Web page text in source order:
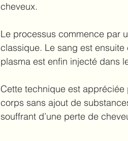
cheveux.
Le processus commence par
classique. Le sang est
plasma est enfin injecté dans
Cette technique est
corps sans ajout de
souffrant d’une perte de